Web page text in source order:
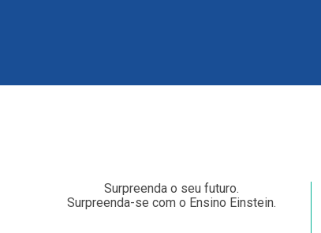
Surpreenda o seu futuro.
Surpreenda-se com o Ensino Einstein.